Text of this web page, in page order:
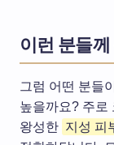
이런 분들
그럼 어떤 분들
높을까요? 주로
왕성한 지성 피